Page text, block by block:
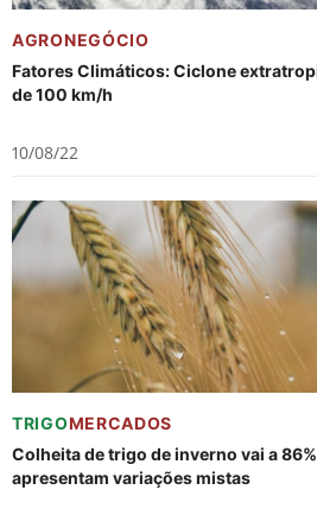
AGRONEGÓCIO
Fatores Climáticos: Ciclone
de 100 km/h
10/08/22
TRIGOMERCADOS
Colheita de trigo de inverno vai a
apresentam variações mistas